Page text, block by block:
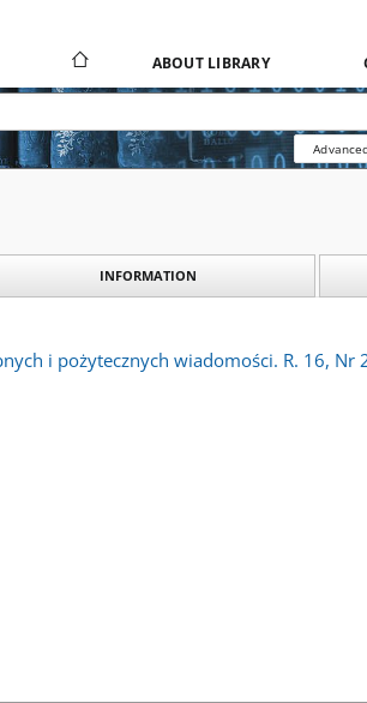
ABOUT LIBRARY
INFORMATION
i pożytecznych wiadomości. R. 16, Nr